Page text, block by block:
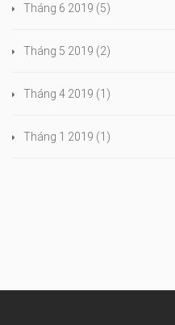
Tháng 6 2019 (5)
Tháng 5 2019 (2)
Tháng 4 2019 (1)
Tháng 1 2019 (1)